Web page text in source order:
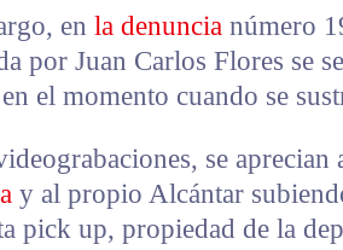
en la denuncia número
por Juan Carlos Flores se
el momento cuando se
se aprecian
y al propio Alcántar
pick up, propiedad de la